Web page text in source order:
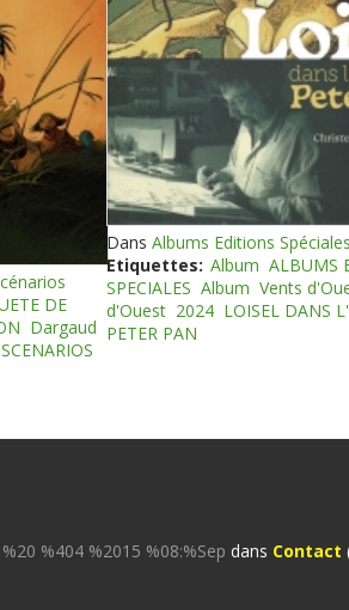
DE
Dargaud
Dans Albums Editions Spéciales
Etiquettes: Album ALBUMS
SPECIALES Album Vents
d'Ouest 2024 LOISEL DANS
PETER PAN
%404 %2015 %08:%Sep dans Contact